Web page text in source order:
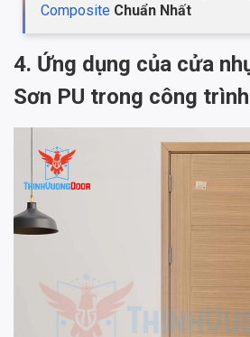
Composite Chuẩn Nhất
4. Ứng dụng của cửa
Sơn PU trong công trình